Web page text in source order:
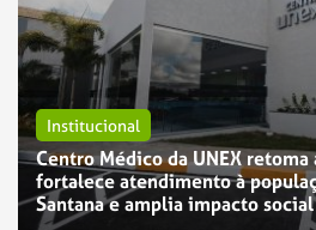
Institucional
Centro Médico da UNEX retoma
fortalece atendimento à
Santana e amplia impacto